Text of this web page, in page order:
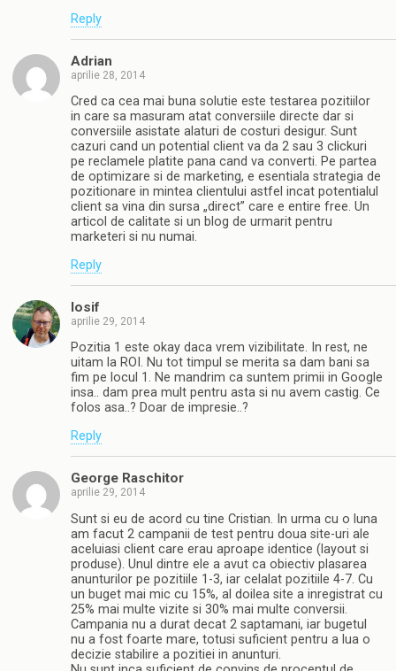
Reply
Adrian
aprilie 28, 2014
Cred ca cea mai buna solutie este testarea pozitiilor
in care sa masuram atat conversiile directe dar si
conversiile asistate alaturi de costuri desigur. Sunt
cazuri cand un potential client va da 2 sau 3 clickuri
pe reclamele platite pana cand va converti. Pe partea
de optimizare si de marketing, e esentiala strategia de
pozitionare in mintea clientului astfel incat potentialul
client sa vina din sursa „direct” care e entire free. Un
articol de calitate si un blog de urmarit pentru
marketeri si nu numai.
Reply
Iosif
aprilie 29, 2014
Pozitia 1 este okay daca vrem vizibilitate. In rest, ne
uitam la ROI. Nu tot timpul se merita sa dam bani sa
fim pe locul 1. Ne mandrim ca suntem primii in Google
insa.. dam prea mult pentru asta si nu avem castig. Ce
folos asa..? Doar de impresie..?
Reply
George Raschitor
aprilie 29, 2014
Sunt si eu de acord cu tine Cristian. In urma cu o luna
am facut 2 campanii de test pentru doua site-uri ale
aceluiasi client care erau aproape identice (layout si
produse). Unul dintre ele a avut ca obiectiv plasarea
anunturilor pe pozitiile 1-3, iar celalat pozitiile 4-7. Cu
un buget mai mic cu 15%, al doilea site a inregistrat cu
25% mai multe vizite si 30% mai multe conversii.
Campania nu a durat decat 2 saptamani, iar bugetul
nu a fost foarte mare, totusi suficient pentru a lua o
decizie stabilire a pozitiei in anunturi.